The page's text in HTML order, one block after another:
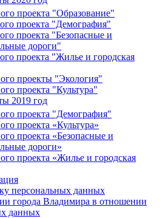
проекта "Образование"
проекта "Демография"
проекта "Безопасные и
дороги"
проекта "Жилье и городская
проекты "Экология"
проекта "Культура"
2019 год
проекта "Демография"
проекта «Культура»
проекта «Безопасные и
дороги»
проекта «Жилье и городская
персональных данных
города Владимира в отношении
данных